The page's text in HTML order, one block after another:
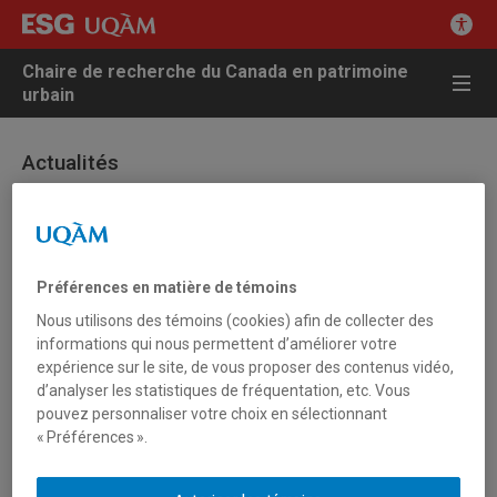
Chaire de recherche du Canada en patrimoine
urbain
Actualités
30 mars 2007 - Autres actualités
reconstructions, villes et quartiers nouveaux
Conférence de Patrick Dieudonné Mardi, 10 Avril 2007 12:30 –
14:00
Conférence CELAT-UQAM/Institut du patrimoine, Patrick
Préférences en matière de témoins
Nous utilisons des témoins (cookies) afin de collecter des
informations qui nous permettent d’améliorer votre
expérience sur le site, de vous proposer des contenus vidéo,
d’analyser les statistiques de fréquentation, etc. Vous
pouvez personnaliser votre choix en sélectionnant
« Préférences ».